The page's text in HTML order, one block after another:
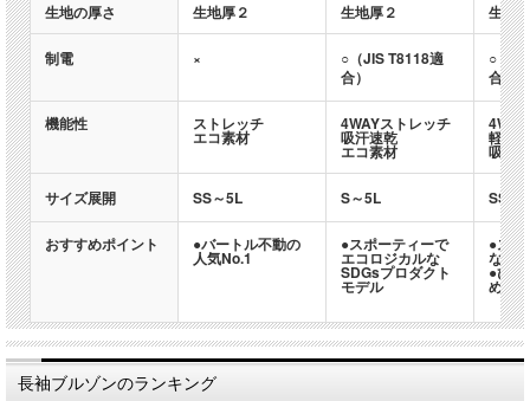
生地の厚さ 生地厚２ 生地厚２ 生地
制電 ×
○（JIS T8118適
合）
○（
合）
機能性 ストレッチ
エコ素材
4WAYストレッチ
吸汗速乾
エコ素材
軽量
吸汗
サイズ展開 SS～5L S～5L SS～
おすすめポイント ●バートル不動の
人気No.1
●スポーティーで
エコロジカルな
SDGsプロダクト
モデル
●スト
な着
●ひざ
めの
長袖ブルゾンのランキング